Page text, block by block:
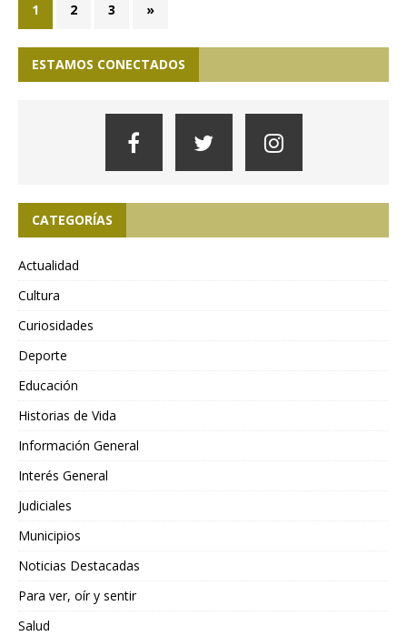
1 2 3 »
ESTAMOS CONECTADOS
CATEGORÍAS
Actualidad
Cultura
Curiosidades
Deporte
Educación
Historias de Vida
Información General
Interés General
Judiciales
Municipios
Noticias Destacadas
Para ver, oír y sentir
Salud